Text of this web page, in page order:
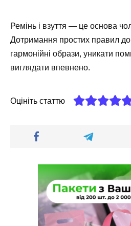
Ремінь і взуття — це основа
Дотримання простих правил
гармонійні образи, уникати
виглядати впевнено.
Оцініть статтю